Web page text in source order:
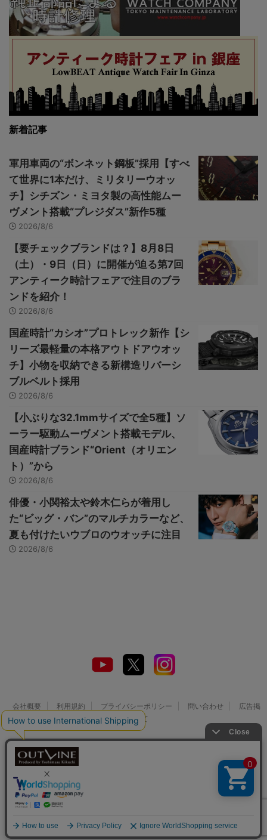
新着記事
軍用車両の“ボンネット鋼板”採用【すべ
て世界に1本だけ、ミリタリーウオッ
チ】シチズン・ミヨタ製の高性能ムー
ヴメント搭載“プレジダス”新作5種
2026/8/6
【要チェックブランドは？】8月8日
（土）・9日（日）に開催が迫る第7回
アンティーク時計フェアで注目のブラ
ンドを紹介！
2026/8/6
国産時計“カシオ”プロトレック新作【シ
リーズ最軽量の本格アウトドアウオッ
チ】小物を収納できる新構造リバーシ
ブルベルト採用
2026/8/6
【小ぶりな32.1mmサイズで全5種】ソ
ーラー駆動ムーヴメント搭載モデル、
国産時計ブランド“Orient（オリエン
ト）”から
2026/8/6
俳優・小関裕太や鈴木仁らが着用し
た“ビッグ・バン”のマルチカラーなど、
夏も付けたいウブロのウオッチに注目
2026/8/6
会社概要 利用規約 プライバシーポリシー 問い合わせ
広告掲
載について
© 2026 Watch LIFE NEWS｜ウオッチライフを楽しむ時計総合ニュース